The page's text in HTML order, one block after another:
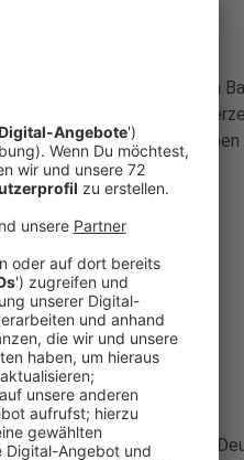
kleinen Düsen, die an einem
Wasserschlauch
In diesem Artikel beschreiben
abzukühlen.
Hitze betroffen
Städte in NRW und